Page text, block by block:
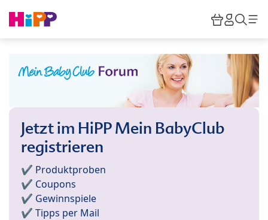
HiPP
Jetzt im HiPP Mein BabyClub
registrieren
✔️ Produktproben
✔️ Coupons
✔️ Gewinnspiele
✔️ Tipps per Mail